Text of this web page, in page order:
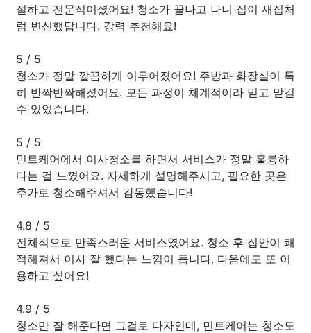
절하고 전문적이셨어요! 청소가 끝나고 나니 집이 새집처
럼 변신했답니다. 강력 추천해요!
5 / 5
청소가 정말 깔끔하게 이루어졌어요! 주방과 화장실이 특
히 반짝반짝해졌어요. 모든 과정이 체계적이라 믿고 맡길
수 있었습니다.
5 / 5
민트케어에서 이사청소를 하면서 서비스가 정말 훌륭하
다는 걸 느꼈어요. 자세하게 설명해주시고, 필요한 곳은
추가로 청소해주셔서 감동했습니다!
4.8 / 5
전체적으로 만족스러운 서비스였어요. 청소 후 집안이 쾌
적해져서 이사 잘 했다는 느낌이 듭니다. 다음에도 또 이
용하고 싶어요!
4.9 / 5
청소만 잘 해준다면 그걸로 다자인데, 민트케어는 청소도